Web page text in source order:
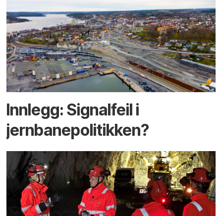
Innlegg: Signalfeil i
jernbanepolitikken?